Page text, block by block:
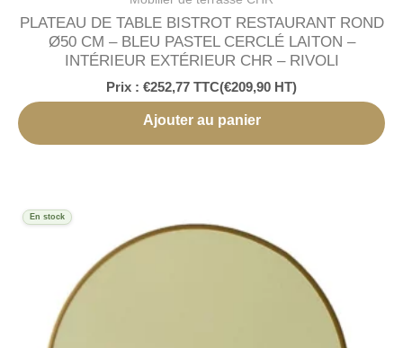
PLATEAU DE TABLE BISTROT RESTAURANT ROND
Ø50 CM – BLEU PASTEL CERCLÉ LAITON –
INTÉRIEUR EXTÉRIEUR CHR – RIVOLI
Prix : €252,77 TTC(€209,90 HT)
Ajouter au panier
En stock